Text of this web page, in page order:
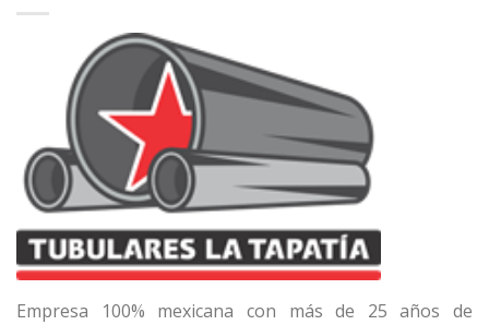
Empresa 100% mexicana con más de 25 años de